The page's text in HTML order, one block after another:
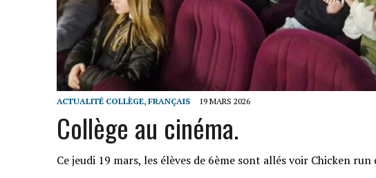
ACTUALITÉ COLLÈGE, FRANÇAIS 19 MARS 2026
Collège au cinéma.
Ce jeudi 19 mars, les élèves de 6ème sont allés voir Chicken